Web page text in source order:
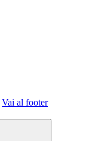
Vai al footer